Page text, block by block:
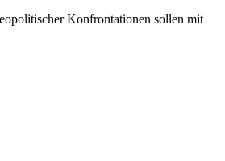
Konfrontationen sollen mit